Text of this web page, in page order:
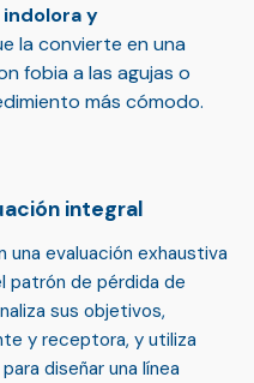
y
la convierte en una
fobia a las agujas o
más cómodo.
integral
una evaluación exhaustiva
patrón de pérdida de
sus objetivos,
y receptora, y utiliza
diseñar una línea